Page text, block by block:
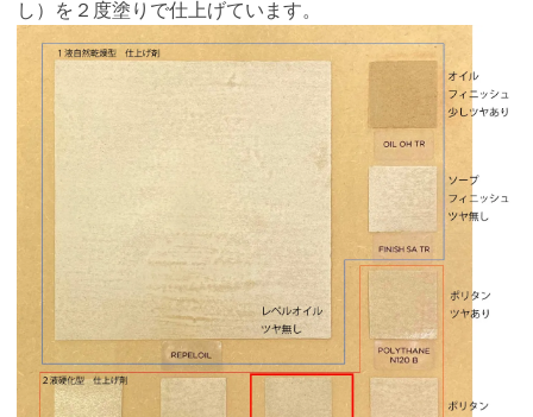
し）を２度塗りで仕上げています。